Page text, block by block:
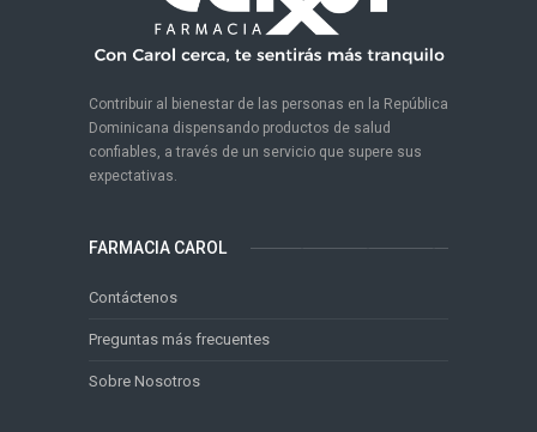
Contribuir al bienestar de las personas en la República
Dominicana dispensando productos de salud
confiables, a través de un servicio que supere sus
expectativas.
FARMACIA CAROL
Contáctenos
Preguntas más frecuentes
Sobre Nosotros